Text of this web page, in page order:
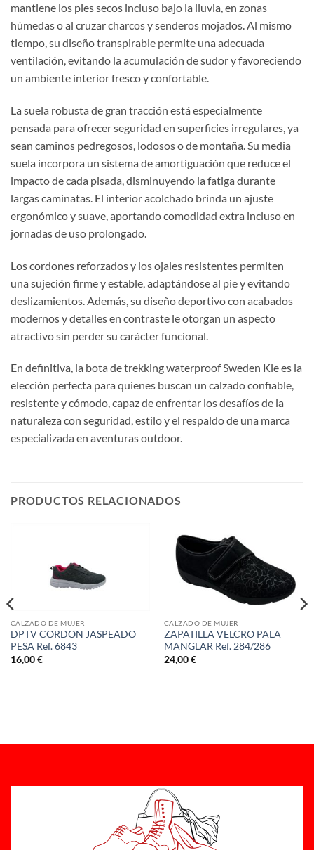
mantiene los pies secos incluso bajo la lluvia, en zonas
húmedas o al cruzar charcos y senderos mojados. Al mismo
tiempo, su diseño transpirable permite una adecuada
ventilación, evitando la acumulación de sudor y favoreciendo
un ambiente interior fresco y confortable.
La suela robusta de gran tracción está especialmente
pensada para ofrecer seguridad en superficies irregulares, ya
sean caminos pedregosos, lodosos o de montaña. Su media
suela incorpora un sistema de amortiguación que reduce el
impacto de cada pisada, disminuyendo la fatiga durante
largas caminatas. El interior acolchado brinda un ajuste
ergonómico y suave, aportando comodidad extra incluso en
jornadas de uso prolongado.
Los cordones reforzados y los ojales resistentes permiten
una sujeción firme y estable, adaptándose al pie y evitando
deslizamientos. Además, su diseño deportivo con acabados
modernos y detalles en contraste le otorgan un aspecto
atractivo sin perder su carácter funcional.
En definitiva, la bota de trekking waterproof Sweden Kle es la
elección perfecta para quienes buscan un calzado confiable,
resistente y cómodo, capaz de enfrentar los desafíos de la
naturaleza con seguridad, estilo y el respaldo de una marca
especializada en aventuras outdoor.
PRODUCTOS RELACIONADOS
CALZADO DE MUJER
DPTV CORDON JASPEADO
PESA Ref. 6843
16,00€
CALZADO DE MUJER
ZAPATILLA VELCRO PALA
MANGLAR Ref. 284/286
24,00€